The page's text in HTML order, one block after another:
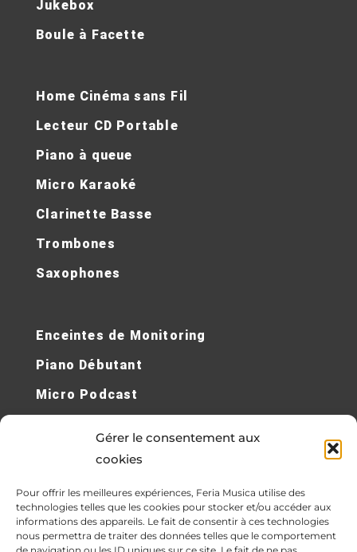
Gérer le consentement aux
cookies
Pour offrir les meilleures expériences, Feria Musica utilise des
technologies telles que les cookies pour stocker et/ou accéder aux
informations des appareils. Le fait de consentir à ces technologies
nous permettra de traiter des données telles que le comportement
Jukebox
Boule à Facette
Home Cinéma sans Fil
Lecteur CD Portable
Piano à queue
Micro Karaoké
Clarinette Basse
Trombones
Saxophones
Enceintes de Monitoring
Piano Débutant
Micro Podcast
Cours de Piano en Ligne
Synthétiseur